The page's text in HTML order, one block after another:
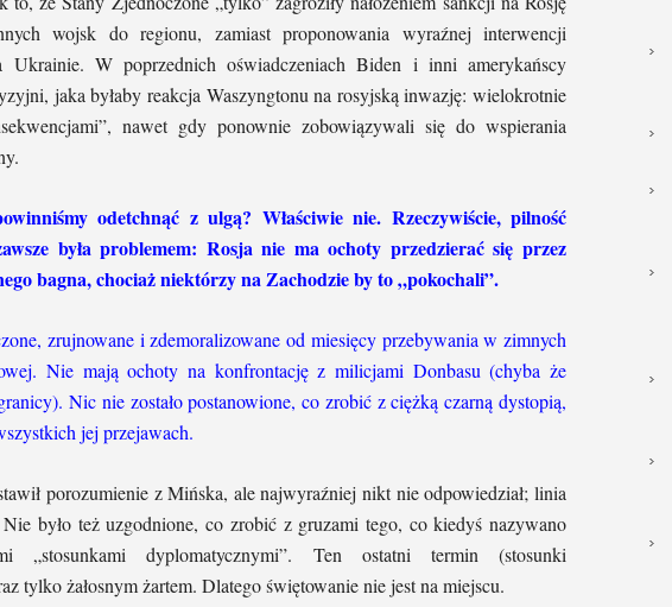
wojsk do regionu, zamiast proponowania wyraźnej interwencji
W poprzednich oświadczeniach Biden i inni amerykańscy
jaka byłaby reakcja Waszyngtonu na rosyjską inwazję: wielokrotnie
nawet gdy ponownie zobowiązywali się do wspierania
odetchnąć z ulgą? Właściwie nie. Rzeczywiście, pilność
była problemem: Rosja nie ma ochoty przedzierać się przez
bagna, chociaż niektórzy na Zachodzie by to „pokochali”.
zrujnowane i zdemoralizowane od miesięcy przebywania w zimnych
Nie mają ochoty na konfrontację z milicjami Donbasu (chyba że
Nic nie zostało postanowione, co zrobić z ciężką czarną dystopią,
jej przejawach.
porozumienie z Mińska, ale najwyraźniej nikt nie odpowiedział; linia
Nie było też uzgodnione, co zrobić z gruzami tego, co kiedyś nazywano
„stosunkami dyplomatycznymi”. Ten ostatni termin (stosunki
tylko żałosnym żartem. Dlatego świętowanie nie jest na miejscu.